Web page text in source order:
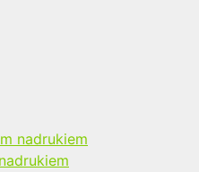
nadrukiem